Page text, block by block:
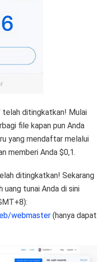
telah ditingkatkan! Mulai
file kapan pun Anda
yang mendaftar melalui
memberi Anda $0,1.
ditingkatkan! Sekarang
uang tunai Anda di sini
webmaster (hanya dapat